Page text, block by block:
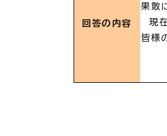
目的 から
回答の内容
果敢
現在
皆様